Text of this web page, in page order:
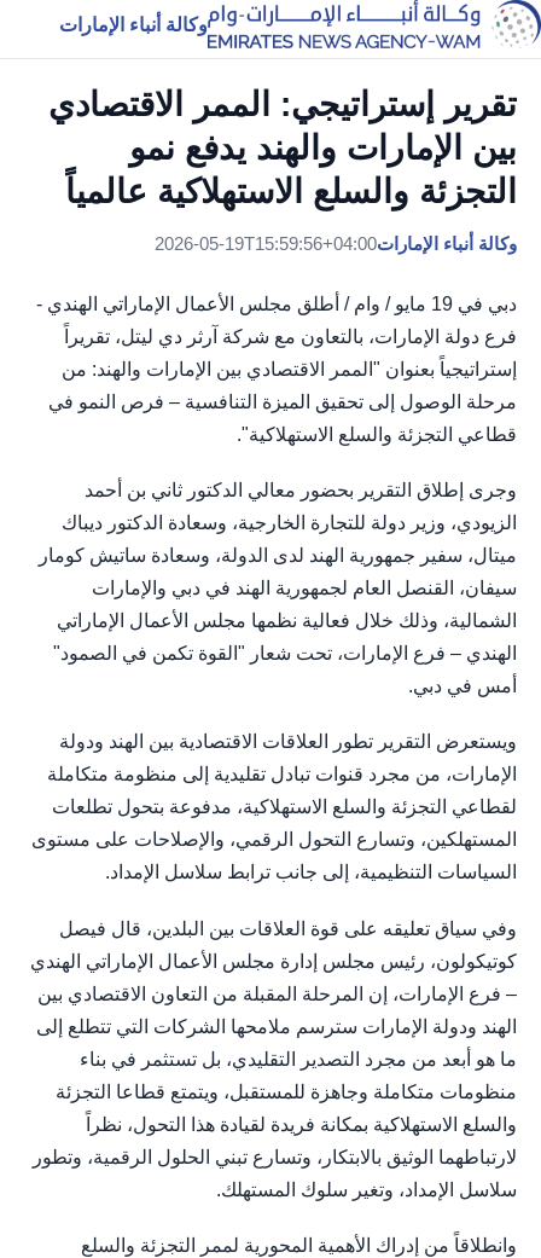
وكالة أنباء الإمارات
تقرير إستراتيجي: الممر الاقتصادي
بين الإمارات والهند يدفع نمو
التجزئة والسلع الاستهلاكية عالمياً
وكالة أنباء الإمارات2026-05-19T15:59:56+04:00
دبي في 19 مايو / وام / أطلق مجلس الأعمال الإماراتي الهندي -
فرع دولة الإمارات، بالتعاون مع شركة آرثر دي ليتل، تقريراً
إستراتيجياً بعنوان "الممر الاقتصادي بين الإمارات والهند: من
مرحلة الوصول إلى تحقيق الميزة التنافسية – فرص النمو في
قطاعي التجزئة والسلع الاستهلاكية".
وجرى إطلاق التقرير بحضور معالي الدكتور ثاني بن أحمد
الزيودي، وزير دولة للتجارة الخارجية، وسعادة الدكتور ديباك
ميتال، سفير جمهورية الهند لدى الدولة، وسعادة ساتيش كومار
سيفان، القنصل العام لجمهورية الهند في دبي والإمارات
الشمالية، وذلك خلال فعالية نظمها مجلس الأعمال الإماراتي
الهندي – فرع الإمارات، تحت شعار "القوة تكمن في الصمود"
أمس في دبي.
ويستعرض التقرير تطور العلاقات الاقتصادية بين الهند ودولة
الإمارات، من مجرد قنوات تبادل تقليدية إلى منظومة متكاملة
لقطاعي التجزئة والسلع الاستهلاكية، مدفوعة بتحول تطلعات
المستهلكين، وتسارع التحول الرقمي، والإصلاحات على مستوى
السياسات التنظيمية، إلى جانب ترابط سلاسل الإمداد.
وفي سياق تعليقه على قوة العلاقات بين البلدين، قال فيصل
كوتيكولون، رئيس مجلس إدارة مجلس الأعمال الإماراتي الهندي
– فرع الإمارات، إن المرحلة المقبلة من التعاون الاقتصادي بين
الهند ودولة الإمارات سترسم ملامحها الشركات التي تتطلع إلى
ما هو أبعد من مجرد التصدير التقليدي، بل تستثمر في بناء
منظومات متكاملة وجاهزة للمستقبل، ويتمتع قطاعا التجزئة
والسلع الاستهلاكية بمكانة فريدة لقيادة هذا التحول، نظراً
لارتباطهما الوثيق بالابتكار، وتسارع تبني الحلول الرقمية، وتطور
سلاسل الإمداد، وتغير سلوك المستهلك.
وانطلاقاً من إدراك الأهمية المحورية لممر التجزئة والسلع